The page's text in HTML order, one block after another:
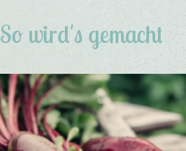
So wird's gemacht